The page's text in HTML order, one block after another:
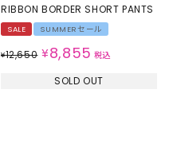
RIBBON BORDER SHORT PANTS
SALE SUMMERセール
¥12,650 ¥8,855 税込
SOLD OUT